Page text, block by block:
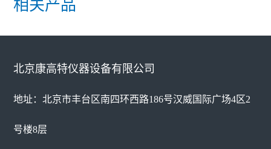
相关产品
北京康高特仪器设备有限公司
地址：北京市丰台区南四环西路186号汉威国际广场4区2
号楼8层